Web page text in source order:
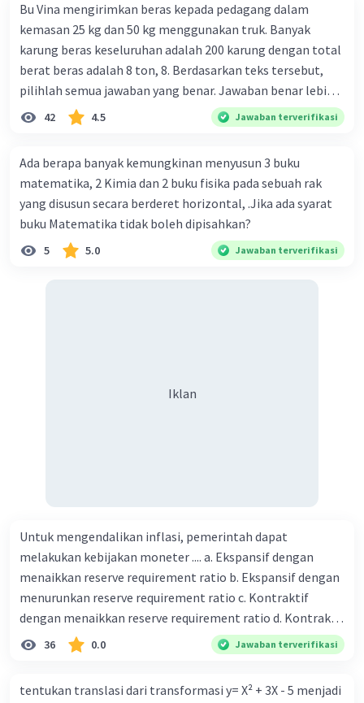
Bu Vina mengirimkan beras kepada pedagang dalam
kemasan 25 kg dan 50 kg menggunakan truk. Banyak
karung beras keseluruhan adalah 200 karung dengan total
berat beras adalah 8 ton, 8. Berdasarkan teks tersebut,
pilihlah semua jawaban yang benar. Jawaban benar lebih
dari satu. Banyak karung beras kemasan 25 kg adalah 50
buah. Banyak karung beras kemasan 50 kg adalah 150
ton. Perbandingan berat beras kemasan 25 kg dan 50 kg
dalam truk adalah 1: 3. 9. Berdasarkan teks tersebut, jika
biaya setiap beras karung kecil adalah Rp7.500 dan karung
besar Rp14.000, berapakah biaya angkut semua beras yang
harus dibayar oleh Bu Vina? A. Rp2.540.000 C. Rp2.312.000 B.
42 4.5 Jawaban terverifikasi
Ada berapa banyak kemungkinan menyusun 3 buku
matematika, 2 Kimia dan 2 buku fisika pada sebuah rak
yang disusun secara berderet horizontal, .Jika ada syarat
buku Matematika tidak boleh dipisahkan?
5 5.0 Jawaban terverifikasi
Iklan
Untuk mengendalikan inflasi, pemerintah dapat
melakukan kebijakan moneter .... a. Ekspansif dengan
menaikkan reserve requirement ratio b. Ekspansif dengan
menurunkan reserve requirement ratio c. Kontraktif
dengan menaikkan reserve requirement ratio d. Kontraktif
dengan menurunkan reserve requirement ratio e.
Ekspansif dengan menaikkan tingkat diskonto Bila Bank
ceteris paribus maka .... a. Menimbulkan inflasi di mana
36 0.0 Jawaban terverifikasi
tentukan translasi dari transformasi y= X² + 3X - 5 menjadi